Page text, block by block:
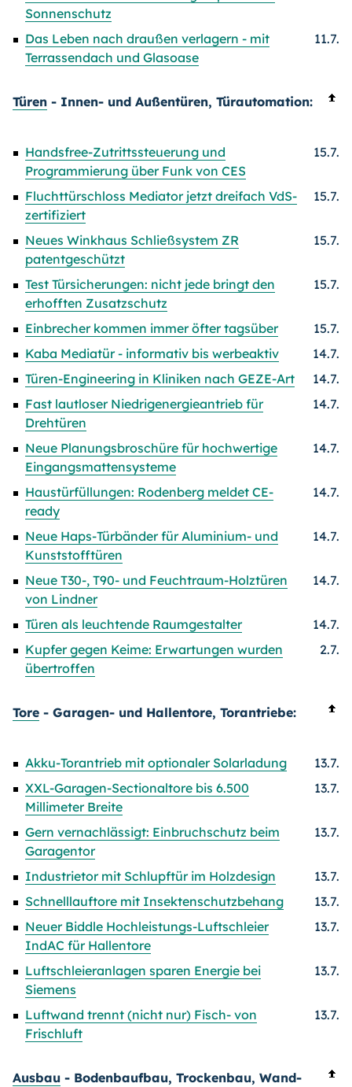
Sonnenschutz
Das Leben nach draußen verlagern - mit
Terrassendach und Glasoase
11.7.
Türen - Innen- und Außentüren, Türautomation:
Handsfree-Zutrittssteuerung und
Programmierung über Funk von CES
15.7.
Fluchttürschloss Mediator jetzt dreifach VdS-
zertifiziert
15.7.
Neues Winkhaus Schließsystem ZR
patentgeschützt
15.7.
Test Türsicherungen: nicht jede bringt den
erhofften Zusatzschutz
15.7.
Einbrecher kommen immer öfter tagsüber
15.7.
Kaba Mediatür - informativ bis werbeaktiv
14.7.
Türen-Engineering in Kliniken nach GEZE-Art
14.7.
Fast lautloser Niedrigenergieantrieb für
Drehtüren
14.7.
Neue Planungsbroschüre für hochwertige
Eingangsmattensysteme
14.7.
Haustürfüllungen: Rodenberg meldet CE-
ready
14.7.
Neue Haps-Türbänder für Aluminium- und
Kunststofftüren
14.7.
Neue T30-, T90- und Feuchtraum-Holztüren
von Lindner
14.7.
Türen als leuchtende Raumgestalter
14.7.
Kupfer gegen Keime: Erwartungen wurden
übertroffen
2.7.
Tore - Garagen- und Hallentore, Torantriebe:
Akku-Torantrieb mit optionaler Solarladung
13.7.
XXL-Garagen-Sectionaltore bis 6.500
Millimeter Breite
13.7.
Gern vernachlässigt: Einbruchschutz beim
Garagentor
13.7.
Industrietor mit Schlupftür im Holzdesign
13.7.
Schnelllauftore mit Insektenschutzbehang
13.7.
Neuer Biddle Hochleistungs-Luftschleier
IndAC für Hallentore
13.7.
Luftschleieranlagen sparen Energie bei
Siemens
13.7.
Luftwand trennt (nicht nur) Fisch- von
Frischluft
13.7.
Ausbau - Bodenbaufbau, Trockenbau, Wand-